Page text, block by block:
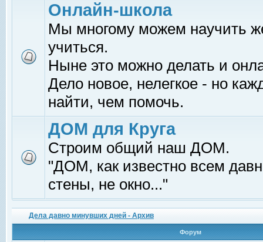
Онлайн-школа
Мы многому можем научить
учиться.
Ныне это можно делать и
Дело новое, нелегкое - но
найти, чем помочь.
ДОМ для Круга
Строим общий наш ДОМ.
"ДОМ, как известно всем
стены, не окно..."
Дела давно минувших дней - Архив
Форум